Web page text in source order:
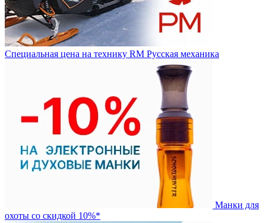
Специальная цена на технику RM Русская механика
Манки для
охоты со скидкой 10%*